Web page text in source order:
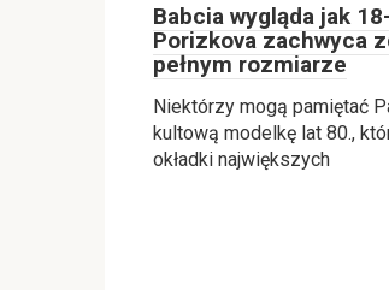
Babcia wygląda jak
Porizkova zachwyca
pełnym rozmiarze
Niektórzy mogą pamiętać
kultową modelkę lat 80.,
okładki największych